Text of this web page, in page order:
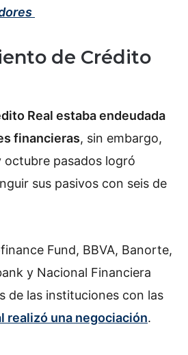
de Crédito
Real estaba endeudada
financieras, sin embargo,
pasados logró
sus pasivos con seis de
Fund, BBVA, Banorte,
y Nacional Financiera
de las instituciones con las
realizó una negociación.